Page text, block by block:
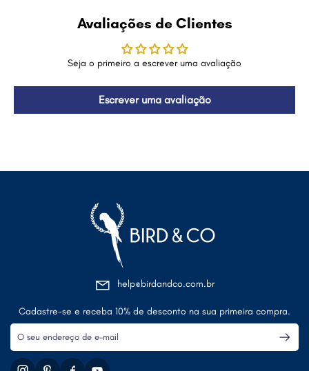
Avaliações de Clientes
Seja o primeiro a escrever uma avaliação
Escrever uma avaliação
help@birdandco.com.br
Cadastre-se e receba 10% de desconto na sua primeira compra.